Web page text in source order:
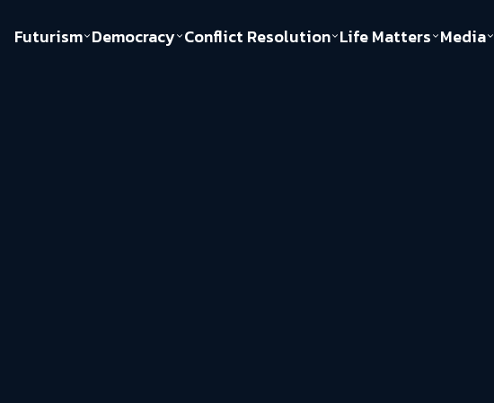
Futurism Democracy Conflict Resolution Life Matters Media